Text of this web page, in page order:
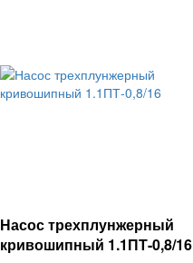
Насос трехплунжерный
кривошипный 1.1ПТ-0,8/16